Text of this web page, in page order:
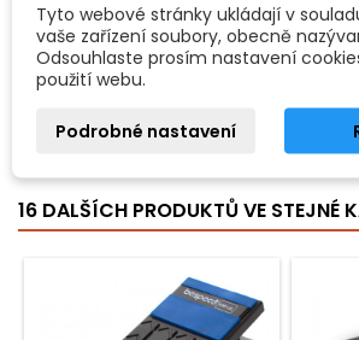
POPIS DETAILY PRODUKTU
- vybaven 2m kabelem (6,3 mm stereo
16 DALŠÍCH PRODUKTŮ VE STEJNÉ
Tyto webové stránky ukládají v
vaše zařízení soubory, obecně
Odsouhlaste prosím nastavení
použití webu.
Podrobné nastavení